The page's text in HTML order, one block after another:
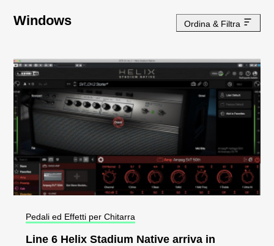
Windows Ordina & Filtra
Pedali ed Effetti per Chitarra
Line 6 Helix Stadium Native arriva in